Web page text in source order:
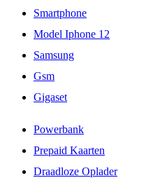
Smartphone
Model Iphone 12
Samsung
Gsm
Gigaset
Powerbank
Prepaid Kaarten
Draadloze Oplader